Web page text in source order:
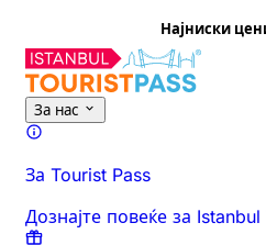
Најниски
За нас
За Tourist Pass
Дознајте повеќе за